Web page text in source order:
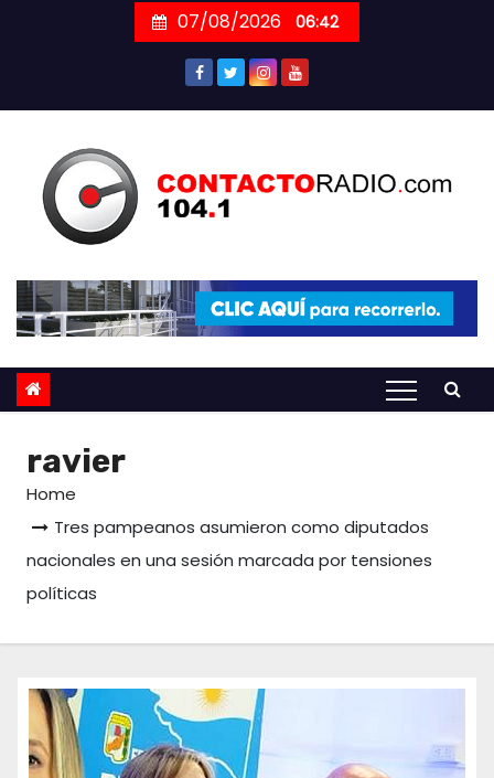
07/08/2026 06:42
ravier
Home
Tres pampeanos asumieron como diputados
nacionales en una sesión marcada por tensiones
políticas